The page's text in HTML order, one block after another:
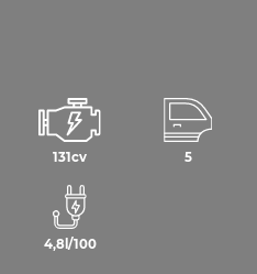
131cv 5
4,8l/100